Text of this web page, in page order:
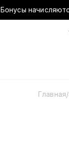
Бонусы
Главная/